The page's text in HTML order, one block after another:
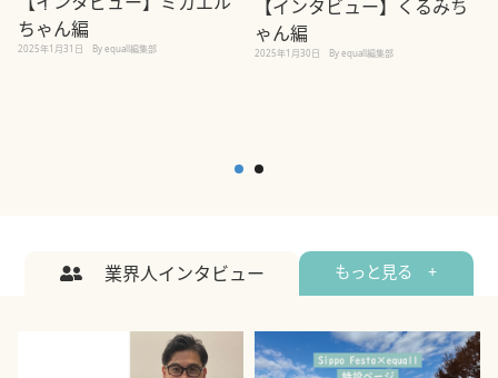
ちゃん編
2025年1月31日 By equall編集部
【インタビュー】くるみち
ゃん編
2025年1月30日 By equall編集部
業界人インタビュー もっと見る +